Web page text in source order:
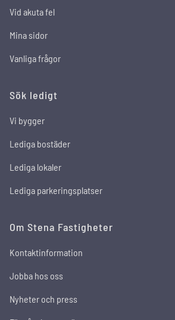
Vid akuta fel
Mina sidor
Vanliga frågor
Sök ledigt
Vi bygger
Lediga bostäder
Lediga lokaler
Lediga parkeringsplatser
Om Stena Fastigheter
Kontaktinformation
Jobba hos oss
Nyheter och press